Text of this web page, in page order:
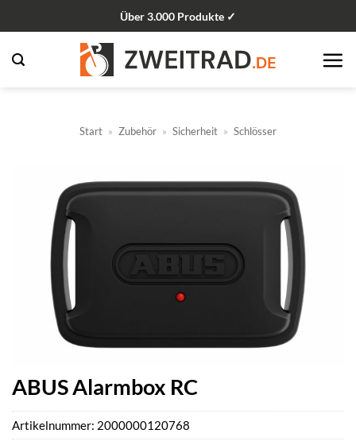
Inhalt
springen
Über 3.000 Produkte ✓
Start » Zubehör » Sicherheit » Schlösser
ABUS Alarmbox RC
Artikelnummer: 2000000120768